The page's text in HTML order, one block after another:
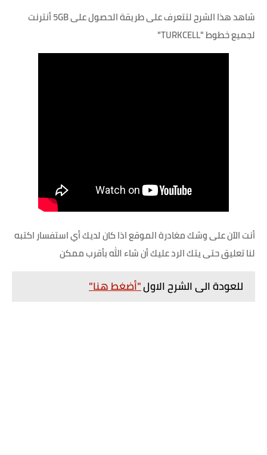
شاهد هذا الشرح لتتعرف على طريقة الحصول على 5GB أنترنت
لجميع خطوط "TURKCELL"
أنت الآن على وشك مغادرة الموقع اذا كان لديك أي استفسار اكتبه
لنا تعليق حتى يتك الرد عليك أن شاء الله بأقرب ممكن
للعودة الى الشرح الاول"أضغط هنا"